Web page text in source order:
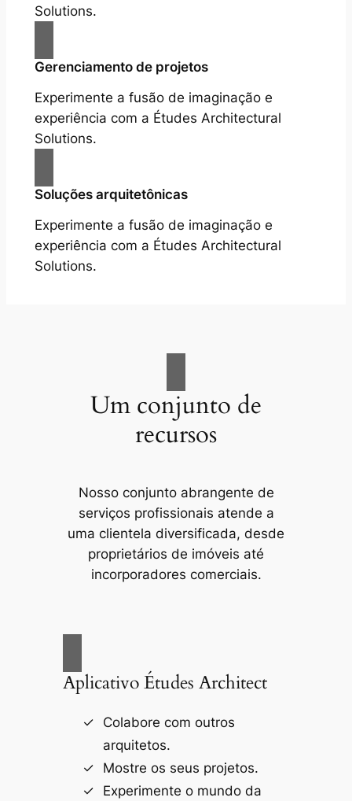
Solutions.
Gerenciamento de projetos
Experimente a fusão de imaginação e
experiência com a Études Architectural
Solutions.
Soluções arquitetônicas
Experimente a fusão de imaginação e
experiência com a Études Architectural
Solutions.
Um conjunto de
recursos
Nosso conjunto abrangente de
serviços profissionais atende a
uma clientela diversificada, desde
proprietários de imóveis até
incorporadores comerciais.
Aplicativo Études Architect
Colabore com outros
arquitetos.
Mostre os seus projetos.
Experimente o mundo da